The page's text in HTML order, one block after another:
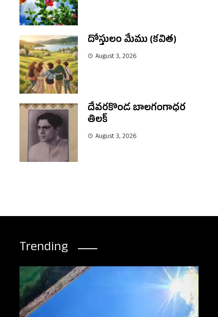
దోస్తులం మేము (కవిత)
August 3, 2026
దేవరకొండ బాలగంగాధర
తిలక్
August 3, 2026
Trending